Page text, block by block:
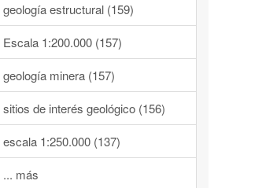
geología estructural (159)
Escala 1:200.000 (157)
geología minera (157)
sitios de interés geológico (156)
escala 1:250.000 (137)
... más